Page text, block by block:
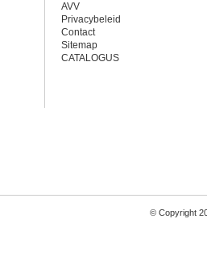
AVV
Privacybeleid
Contact
Sitemap
CATALOGUS
© Copyright